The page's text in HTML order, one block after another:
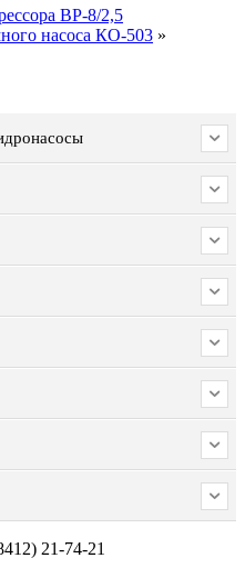
ВР-8/2,5
насоса КО-503 »
21-74-21